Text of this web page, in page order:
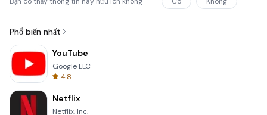
Phổ biến nhất
YouTube
Google LLC
4.8
Netflix
Netflix, Inc.